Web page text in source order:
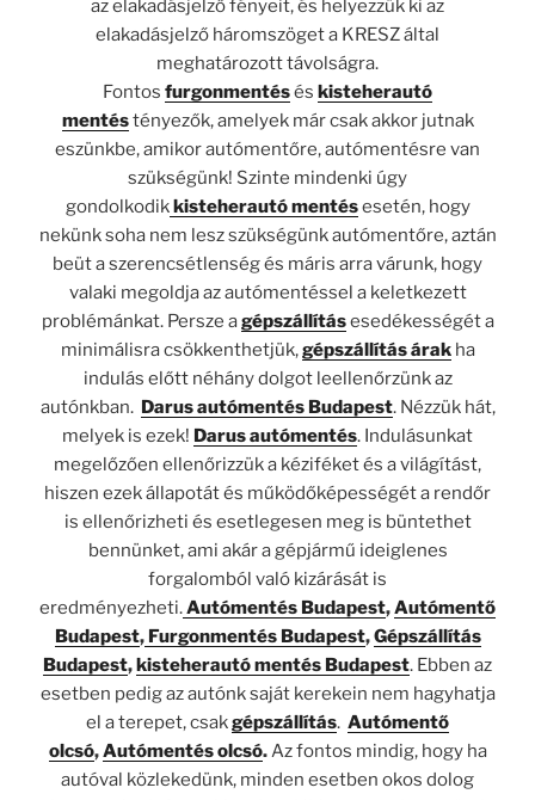
az elakadásjelző fényeit, és helyezzük ki az
elakadásjelző háromszöget a KRESZ által
meghatározott távolságra.
Fontos furgonmentésés kisteherautó
mentéstényezők, amelyek már csak akkor jutnak
eszünkbe, amikor autómentőre, autómentésre van
szükségünk! Szinte mindenki úgy
gondolkodikkisteherautó mentésesetén, hogy
nekünk soha nem lesz szükségünk autómentőre, aztán
beüt a szerencsétlenség és máris arra várunk, hogy
valaki megoldja az autómentéssel a keletkezett
problémánkat. Persze agépszállításesedékességét a
minimálisra csökkenthetjük,gépszállítás árakha
indulás előtt néhány dolgot leellenőrzünk az
autónkban. Darus autómentés Budapest. Nézzük hát,
melyek is ezek! Darus autómentés. Indulásunkat
megelőzően ellenőrizzük a kéziféket és a világítást,
hiszen ezek állapotát és működőképességét a rendőr
is ellenőrizheti és esetlegesen meg is büntethet
bennünket, ami akár a gépjármű ideiglenes
forgalomból való kizárását is
eredményezheti.Autómentés Budapest,Autómentő
Budapest,Furgonmentés Budapest,Gépszállítás
Budapest,kisteherautó mentés Budapest. Ebben az
esetben pedig az autónk saját kerekein nem hagyhatja
el a terepet, csakgépszállítás. Autómentő
olcsó,Autómentés olcsó.Az fontos mindig, hogy ha
autóval közlekedünk, minden esetben okos dolog